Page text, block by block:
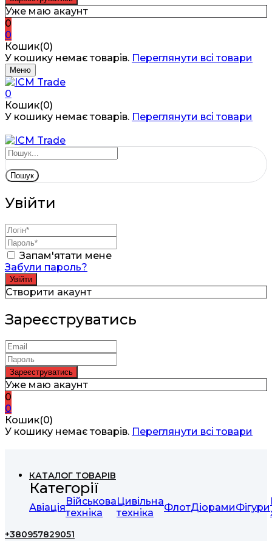
Уже маю акаунт
0
0
Кошик(0)
У кошику немає товарів. Переглянути всі товари
Меню
0
Кошик(0)
У кошику немає товарів. Переглянути всі товари
Пошук
Увійти
Запам'ятати мене
Забули пароль?
Створити акаунт
Зареєструватись
Уже маю акаунт
0
0
Кошик(0)
У кошику немає товарів. Переглянути всі товари
КАТАЛОГ ТОВАРІВ
Категорії
АвіаціяВійськова
техніка
Цивільна
техніка
ФлотДіорамиФігури
+380957829051